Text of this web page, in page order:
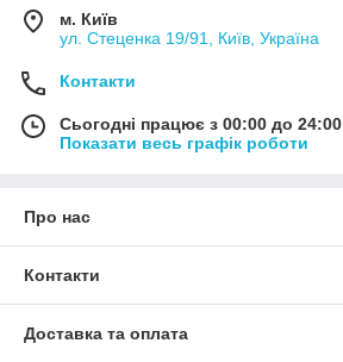
м. Київ
ул. Стеценка 19/91, Київ, Україна
Контакти
Сьогодні працює з 00:00 до 24:00
Показати весь графік роботи
Про нас
Контакти
Доставка та оплата